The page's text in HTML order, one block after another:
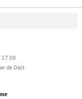
08
de Dalt